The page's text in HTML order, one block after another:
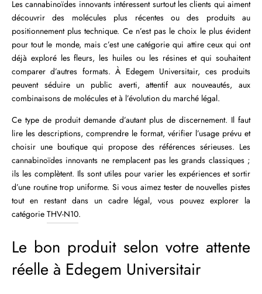
Les cannabinoïdes innovants intéressent surtout les clients qui aiment
découvrir des molécules plus récentes ou des produits au
positionnement plus technique. Ce n’est pas le choix le plus évident
pour tout le monde, mais c’est une catégorie qui attire ceux qui ont
déjà exploré les fleurs, les huiles ou les résines et qui souhaitent
comparer d’autres formats. À Edegem Universitair, ces produits
peuvent séduire un public averti, attentif aux nouveautés, aux
combinaisons de molécules et à l’évolution du marché légal.
Ce type de produit demande d’autant plus de discernement. Il faut
lire les descriptions, comprendre le format, vérifier l’usage prévu et
choisir une boutique qui propose des références sérieuses. Les
cannabinoïdes innovants ne remplacent pas les grands classiques ;
ils les complètent. Ils sont utiles pour varier les expériences et sortir
d’une routine trop uniforme. Si vous aimez tester de nouvelles pistes
tout en restant dans un cadre légal, vous pouvez explorer la
catégorie THV-N10.
Le bon produit selon votre attente
réelle à Edegem Universitair